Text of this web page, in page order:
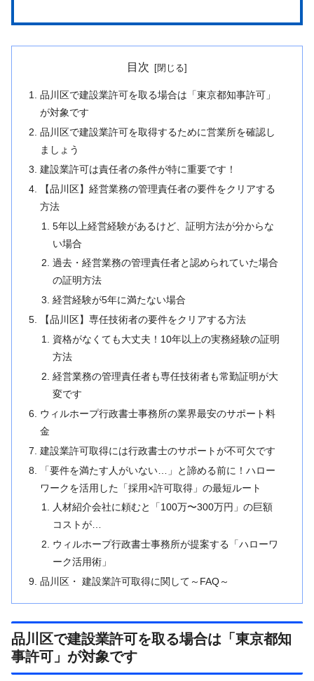
目次
品川区で建設業許可を取る場合は「東京都知事許可」
が対象です
品川区で建設業許可を取得するために営業所を確認し
ましょう
建設業許可は責任者の条件が特に重要です！
【品川区】経営業務の管理責任者の要件をクリアする
方法
5年以上経営経験があるけど、証明方法が分からな
い場合
過去・経営業務の管理責任者と認められていた場合
の証明方法
経営経験が5年に満たない場合
【品川区】専任技術者の要件をクリアする方法
資格がなくても大丈夫！10年以上の実務経験の証明
方法
経営業務の管理責任者も専任技術者も常勤証明が大
変です
ウィルホープ行政書士事務所の業界最安のサポート料
金
建設業許可取得には行政書士のサポートが不可欠です
「要件を満たす人がいない…」と諦める前に！ハロー
ワークを活用した「採用×許可取得」の最短ルート
人材紹介会社に頼むと「100万〜300万円」の巨額
コストが…
ウィルホープ行政書士事務所が提案する「ハローワ
ーク活用術」
品川区・ 建設業許可取得に関して～FAQ～
品川区で建設業許可を取る場合は「東京都知
事許可」が対象です